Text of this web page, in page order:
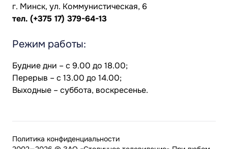
г. Минск, ул. Коммунистическая, 6
тел. (+375 17) 379-64-13
Режим работы:
Будние дни – с 9.00 до 18.00;
Перерыв – с 13.00 до 14.00;
Выходные – суббота, воскресенье.
Политика конфиденциальности